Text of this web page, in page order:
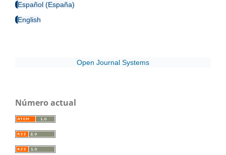
Español (España)
English
Open Journal Systems
Número actual